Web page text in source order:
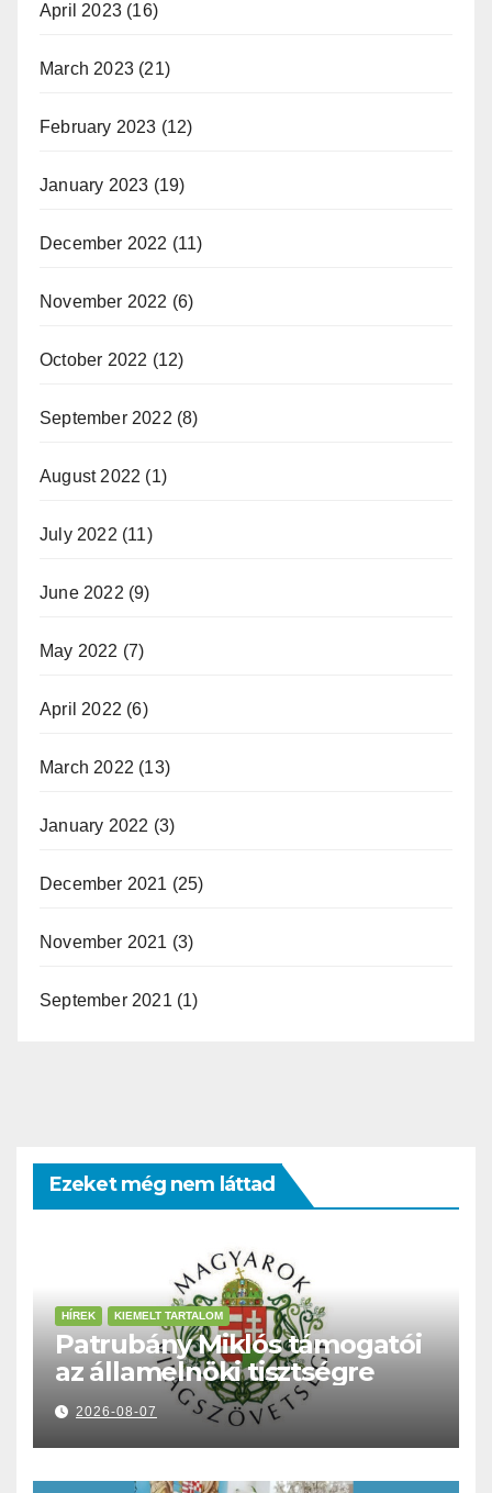
April 2023 (16)
March 2023 (21)
February 2023 (12)
January 2023 (19)
December 2022 (11)
November 2022 (6)
October 2022 (12)
September 2022 (8)
August 2022 (1)
July 2022 (11)
June 2022 (9)
May 2022 (7)
April 2022 (6)
March 2022 (13)
January 2022 (3)
December 2021 (25)
November 2021 (3)
September 2021 (1)
Ezeket még nem láttad
HÍREK KIEMELT TARTALOM
Patrubány Miklós támogatói
az államelnöki tisztségre
2026-08-07